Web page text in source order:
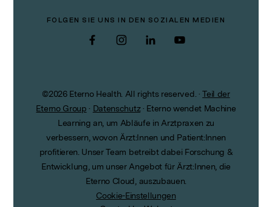
FOLGEN SIE UNS IN DEN SOZIALEN MEDIEN
FacebookInstagramLinkedInYouTube
©2026Eterno Health. All rights reserved. ·Teil der
Eterno Group · Datenschutz· Eterno wendet Machine
Learning an, um Abläufe in Arztpraxen zu
verbessern, wovon Ärzt:Innen und Patient:Innen
profitieren. Unser Team betreibt dabei Forschung &
Entwicklung, um unser Angebot für Ärzt:Innen, die
Eterno Cloud, auszubauen.
Cookie-Einstellungen